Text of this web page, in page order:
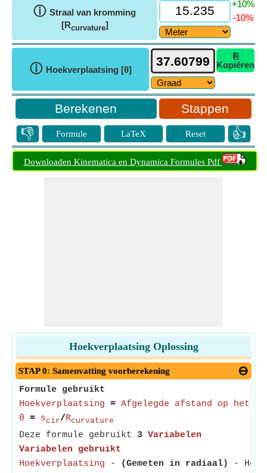
ⓘ Straal van kromming
[Rcurvature]
+10%
-10%
ⓘ Hoekverplaatsing [θ]
⎘
Kopiëren
Stappen
👎 Formule LaTeX Reset 👍
Downloaden Kinematica en Dynamica Formules Pdf
Hoekverplaatsing Oplossing
STAP 0: Samenvatting voorberekening
Formule gebruikt
Hoekverplaatsing = Afgelegde afstand op het
θ = scir/Rcurvature
Deze formule gebruikt 3 Variabelen
Variabelen gebruikt
Hoekverplaatsing - (Gemeten in radiaal)
-